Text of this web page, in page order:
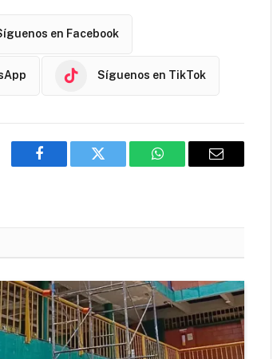
en Facebook
Síguenos en TikTok
Facebook Twitter WhatsAppEmail